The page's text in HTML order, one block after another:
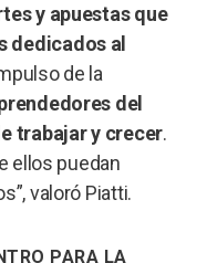
y apuestas que
dedicados al
de la
del
trabajar y crecer.
ellos puedan
valoró Piatti.
PARA LA